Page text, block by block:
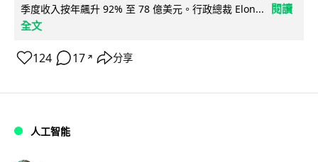
季度收入按年飆升 92% 至 78 億美元。行政總裁 Elon...
閱讀
全文
124 17 ↗ 分享
人工智能